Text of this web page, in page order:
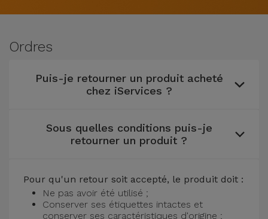
Google
Samsungs
Reconditionnées
Adaptateurs
Coques et
d'Écran
Externes
Ecouteurs
Ordres
Puis-je retourner un produit acheté
chez iServices ?
Sous quelles conditions puis-je
retourner un produit ?
Pour qu'un retour soit accepté, le produit doit :
Ne pas avoir été utilisé ;
Conserver ses étiquettes intactes et
conserver ses caractéristiques d'origine ;